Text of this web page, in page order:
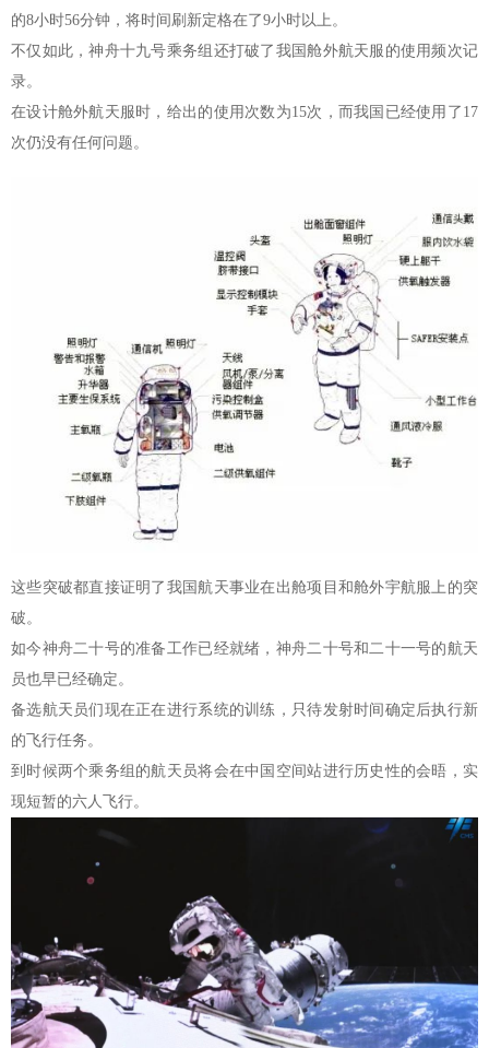
的8小时56分钟，将时间刷新定格在了9小时以上。
不仅如此，神舟十九号乘务组还打破了我国舱外航天服的使用频次记
录。
在设计舱外航天服时，给出的使用次数为15次，而我国已经使用了17
次仍没有任何问题。
这些突破都直接证明了我国航天事业在出舱项目和舱外宇航服上的突
破。
如今神舟二十号的准备工作已经就绪，神舟二十号和二十一号的航天
员也早已经确定。
备选航天员们现在正在进行系统的训练，只待发射时间确定后执行新
的飞行任务。
到时候两个乘务组的航天员将会在中国空间站进行历史性的会晤，实
现短暂的六人飞行。